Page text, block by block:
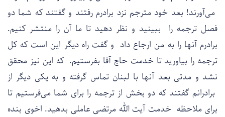
می‌آورند! بعد خود مترجم نزد برادرم رفتند و گفتند که شما دو
فصل ترجمه را ببینید و نظر دهید تا ما آن را منتشر کنیم.
برادرم آنها را به من ارجاع داد و گفت راه دیگر این است که کل
ترجمه را بیاورید تا خدمت حاج آقا بفرستیم. که این نیز محقق
نشد و مدتی بعد آنها با لبنان تماس گرفته و به یکی دیگر از
برادرانم گفتند که دو بخش از ترجمه را برای شما می‌فرستیم تا
برای ملاحظه خدمت آیت الله مرتضی عاملی بدهید. اخوی بنده